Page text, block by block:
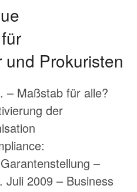
Prokuristen
– Maßstab für alle?
der
–
Juli 2009 – Business